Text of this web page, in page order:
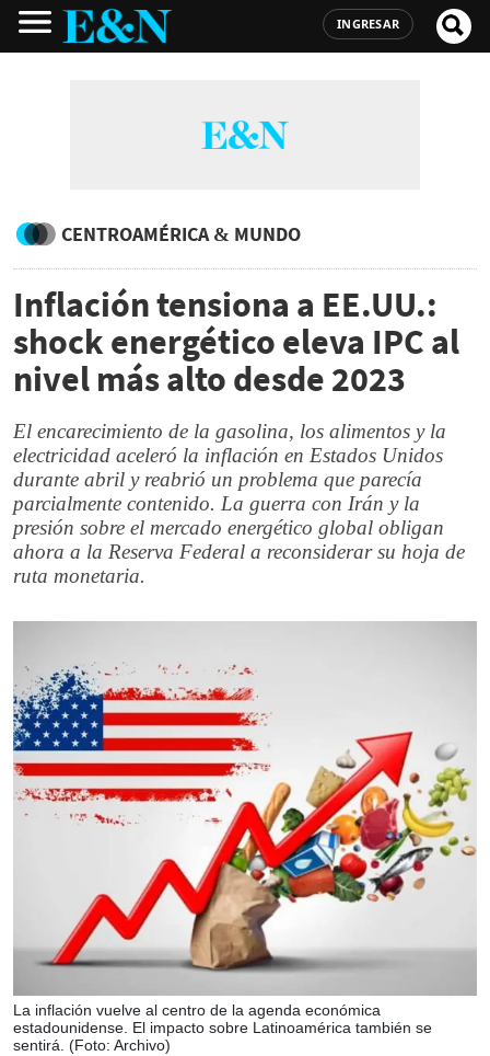
INGRESAR
CENTROAMÉRICA & MUNDO
Inflación tensiona a EE.UU.:
shock energético eleva IPC al
nivel más alto desde 2023
El encarecimiento de la gasolina, los alimentos y la
electricidad aceleró la inflación en Estados Unidos
durante abril y reabrió un problema que parecía
parcialmente contenido. La guerra con Irán y la
presión sobre el mercado energético global obligan
ahora a la Reserva Federal a reconsiderar su hoja de
ruta monetaria.
La inflación vuelve al centro de la agenda económica
estadounidense. El impacto sobre Latinoamérica también se
sentirá. (Foto: Archivo)